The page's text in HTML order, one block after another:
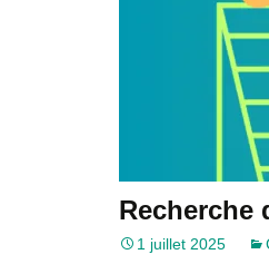
Recherche
1 juillet 2025